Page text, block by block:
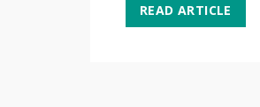
READ ARTICLE